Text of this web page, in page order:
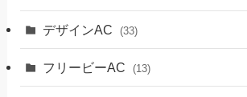
デザインAC (33)
フリービーAC (13)